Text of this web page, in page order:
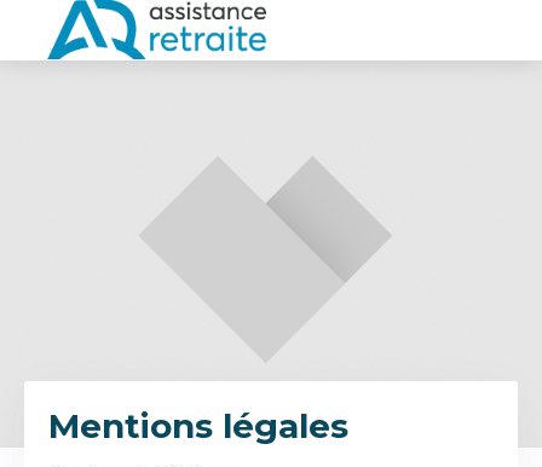
Mentions légales